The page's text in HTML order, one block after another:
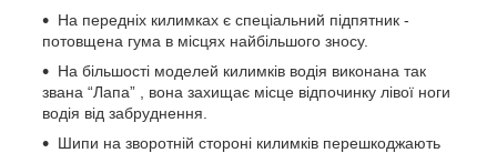
На передніх килимках є спеціальний підпятник -
потовщена гума в місцях найбільшого зносу.
На більшості моделей килимків водія виконана так
звана “Лапа” , вона захищає місце відпочинку лівої ноги
водія від забруднення.
Шипи на зворотній стороні килимків перешкоджають